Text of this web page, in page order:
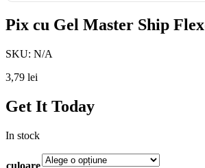
Pix cu Gel Master Ship
SKU: N/A
3,79 lei
Get It Today
In stock
culoare